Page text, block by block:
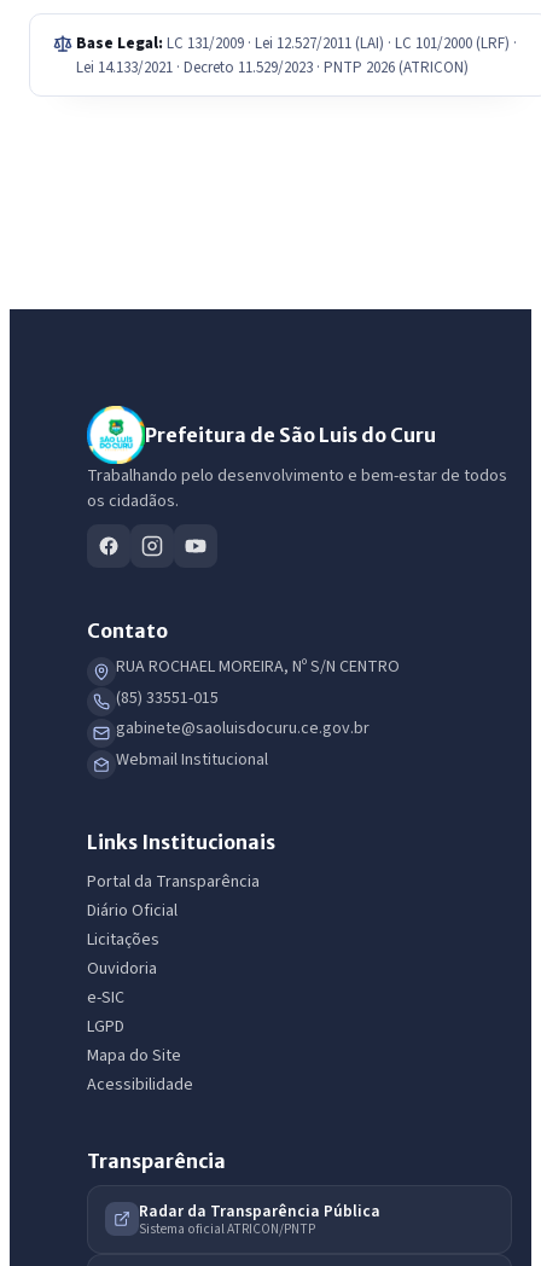
Base Legal: LC 131/2009 · Lei 12.527/2011 (LAI) · LC 101/2000 (LRF) ·
Lei 14.133/2021 · Decreto 11.529/2023 · PNTP 2026 (ATRICON)
Prefeitura de São Luis do Curu
Trabalhando pelo desenvolvimento e bem-estar de todos
os cidadãos.
Contato
RUA ROCHAEL MOREIRA, Nº S/N CENTRO
(85) 33551-015
gabinete@saoluisdocuru.ce.gov.br
Webmail Institucional
Links Institucionais
Portal da Transparência
Diário Oficial
Licitações
Ouvidoria
e-SIC
LGPD
Mapa do Site
Acessibilidade
Transparência
Radar da Transparência Pública
Sistema oficial ATRICON/PNTP